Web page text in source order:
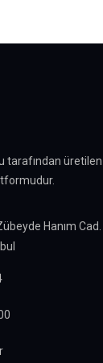
tarafından üretilen
Hanım Cad.